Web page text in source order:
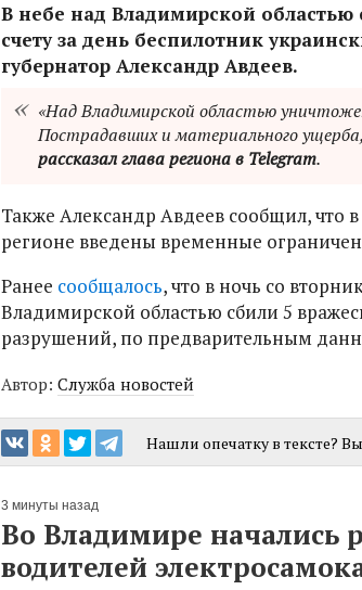
В небе над Владимирской
счету за день беспилотник
губернатор Александр Авдеев.
«Над Владимирской областью
Пострадавших и материального
рассказал глава региона в Telegram.
Также Александр Авдеев сообщил, что
регионе введены временные
Ранее сообщалось, что в ночь со
Владимирской областью сбили 5
разрушений, по предварительным
Автор: Служба новостей
Нашли опечатку в тексте?
3 минуты назад
Во Владимире начались
водителей